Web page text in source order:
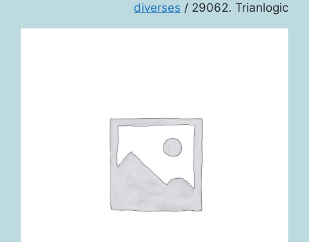
diverses / 29062. Trianlogic